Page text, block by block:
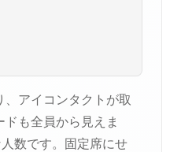
アイコンタクトが取
も全員から見えま
数です。固定席にせ